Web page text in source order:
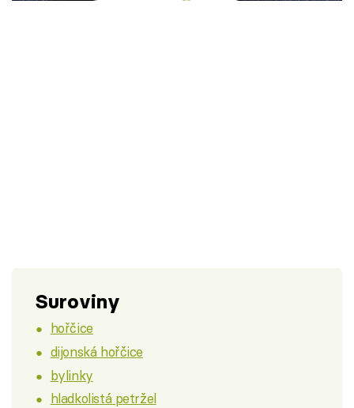
Suroviny
hořčice
dijonská hořčice
bylinky
hladkolistá petržel